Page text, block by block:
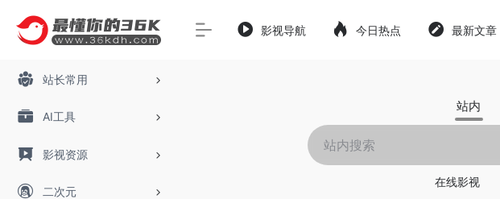
站长常用
AI工具
影视资源
二次元
影视导航 今日热点 最新文章
站内
在线影视